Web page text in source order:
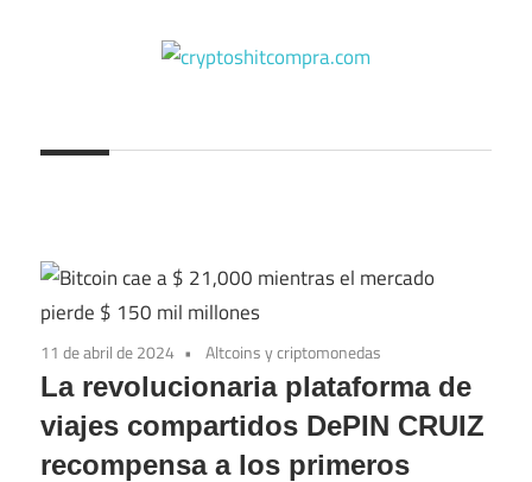
11 de abril de 2024 Altcoins y criptomonedas
La revolucionaria plataforma de
viajes compartidos DePIN CRUIZ
recompensa a los primeros